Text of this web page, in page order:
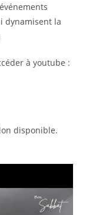
dynamisent la
à youtube :
disponible.